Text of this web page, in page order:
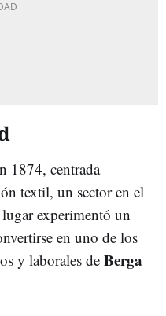
1874, centrada
textil, un sector en el
experimentó un
en uno de los
y laborales de Berga